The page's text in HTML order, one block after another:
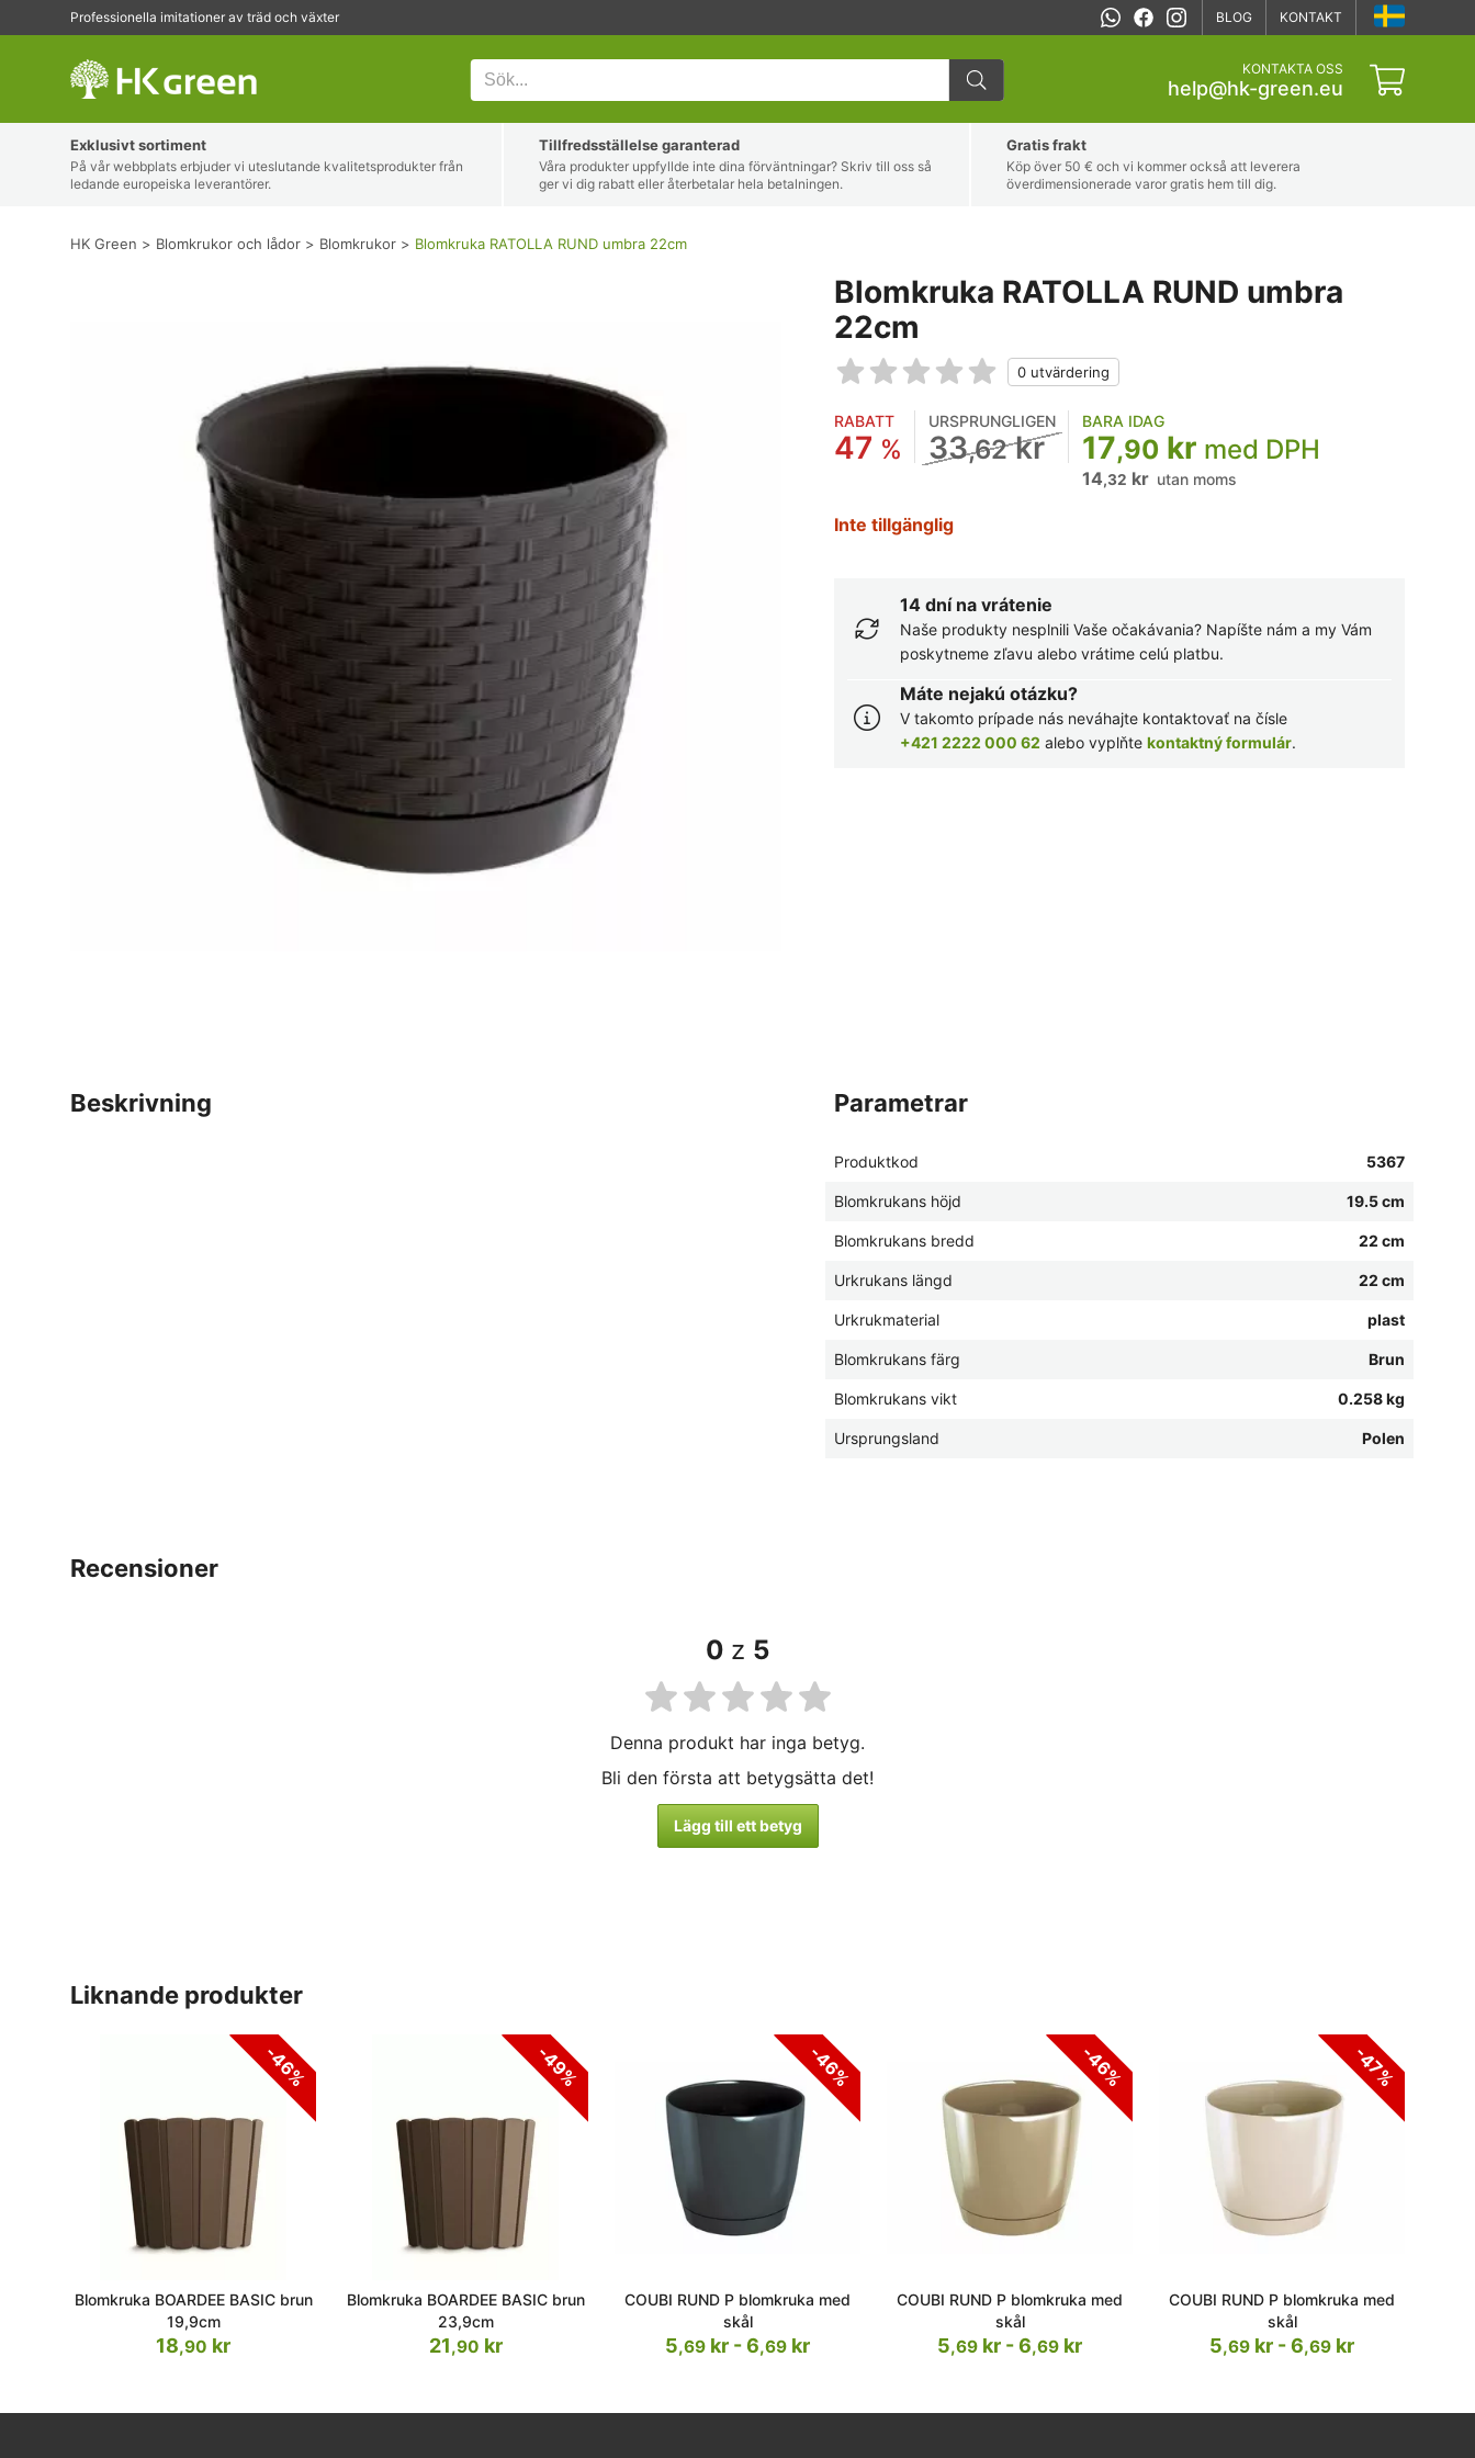
Professionella imitationer av träd och växter BLOG
KONTAKT
KONTAKTA OSS
help@hk-green.eu
HK Green Blomkrukor och lådor Blomkrukor Blomkruka RATOLLA RUND umbra 22cm
Exklusivt sortiment
På vår webbplats erbjuder vi uteslutande kvalitetsprodukter från
ledande europeiska leverantörer.
Tillfredsställelse garanterad
Våra produkter uppfyllde inte dina förväntningar? Skriv till oss så
ger vi dig rabatt eller återbetalar hela betalningen.
Gratis frakt
Köp över 50 € och vi kommer också att leverera
överdimensionerade varor gratis hem till dig.
Blomkruka RATOLLA RUND umbra
22cm
RABATT
47 %
URSPRUNGLIGEN
33,62kr
BARA IDAG
17,90 kr med DPH
14,32 kr utan moms
Inte tillgänglig
14 dní na vrátenie
Naše produkty nesplnili Vaše očakávania? Napíšte nám a my Vám
poskytneme zľavu alebo vrátime celú platbu.
Máte nejakú otázku?
V takomto prípade nás neváhajte kontaktovať na čísle
+421 2222 000 62 alebo vyplňte kontaktný formulár.
beskrivning parametrar
Produktkod 5367
Blomkrukans höjd 19.5 cm
Blomkrukans bredd 22 cm
Urkrukans längd 22 cm
Urkrukmaterial plast
Blomkrukans färg Brun
Blomkrukans vikt 0.258 kg
Ursprungsland Polen
recensioner
0 z 5
Denna produkt har inga betyg.
Bli den första att betygsätta det!
Lägg till ett betyg
liknande produkter
-46%
Blomkruka BOARDEE BASIC brun
19,9cm
18,90 kr
-49%
Blomkruka BOARDEE BASIC brun
23,9cm
21,90 kr
-46%
COUBI RUND P blomkruka med
skål
5,69 kr - 6,69 kr
-46%
COUBI RUND P blomkruka med
skål
5,69 kr - 6,69 kr
-47%
COUBI RUND P blomkruka med
skål
5,69 kr - 6,69 kr